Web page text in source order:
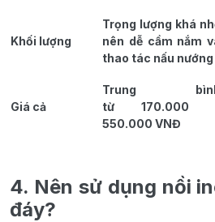
Khối lượng
Trọng lượng khá
nên dễ cầm nắm
thao tác nấu nướng
Giá cả
Trung
từ 170.000
550.000 VNĐ
4. Nên sử dụng nồi
đáy?